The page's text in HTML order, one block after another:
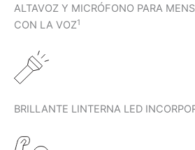
ALTAVOZ Y MICRÓFONO PARA
CON LA VOZ1
BRILLANTE LINTERNA LED